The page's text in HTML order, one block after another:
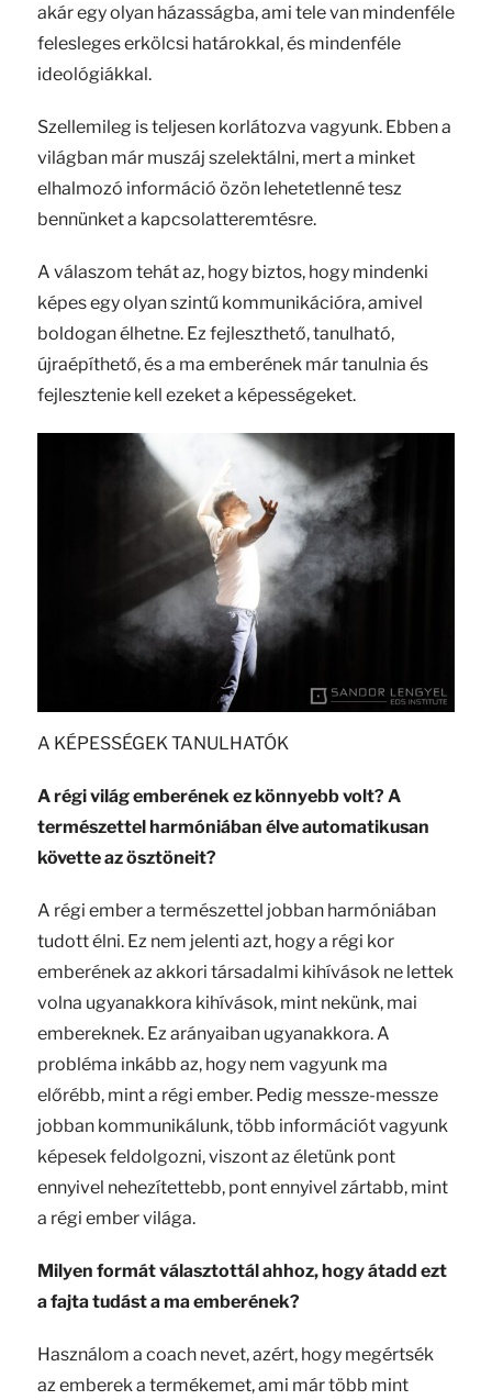
akár egy olyan házasságba, ami tele van mindenféle
felesleges erkölcsi határokkal, és mindenféle
ideológiákkal.
Szellemileg is teljesen korlátozva vagyunk. Ebben a
világban már muszáj szelektálni, mert a minket
elhalmozó információ özön lehetetlenné tesz
bennünket a kapcsolatteremtésre.
A válaszom tehát az, hogy biztos, hogy mindenki
képes egy olyan szintű kommunikációra, amivel
boldogan élhetne. Ez fejleszthető, tanulható,
újraépíthető, és a ma emberének már tanulnia és
fejlesztenie kell ezeket a képességeket.
A KÉPESSÉGEK TANULHATÓK
A régi világ emberének ez könnyebb volt? A
természettel harmóniában élve automatikusan
követte az ösztöneit?
A régi ember a természettel jobban harmóniában
tudott élni. Ez nem jelenti azt, hogy a régi kor
emberének az akkori társadalmi kihívások ne lettek
volna ugyanakkora kihívások, mint nekünk, mai
embereknek. Ez arányaiban ugyanakkora. A
probléma inkább az, hogy nem vagyunk ma
előrébb, mint a régi ember. Pedig messze-messze
jobban kommunikálunk, több információt vagyunk
képesek feldolgozni, viszont az életünk pont
ennyivel nehezítettebb, pont ennyivel zártabb, mint
a régi ember világa.
Milyen formát választottál ahhoz, hogy átadd ezt
a fajta tudást a ma emberének?
Használom a coach nevet, azért, hogy megértsék
az emberek a termékemet, ami már több mint